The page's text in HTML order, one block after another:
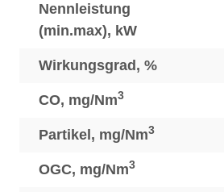
Nennleistung
(min.max), kW
Wirkungsgrad, %
CO, mg/Nm3
Partikel, mg/Nm3
OGC, mg/Nm3